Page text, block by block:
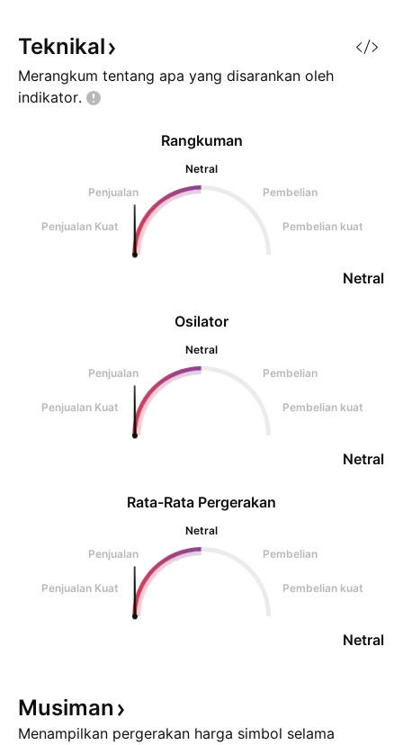
Teknikal
Merangkum tentang apa yang disarankan oleh
indikator.
Osilator
Netral
Penjualan
Pembelian
Penjualan Kuat Pembelian kuat
Netral
Rangkuman
Netral
Penjualan
Pembelian
Penjualan Kuat Pembelian kuat
Netral
Rata-Rata Pergerakan
Netral
Penjualan
Pembelian
Penjualan Kuat Pembelian kuat
Netral
Musiman
Menampilkan pergerakan harga simbol selama